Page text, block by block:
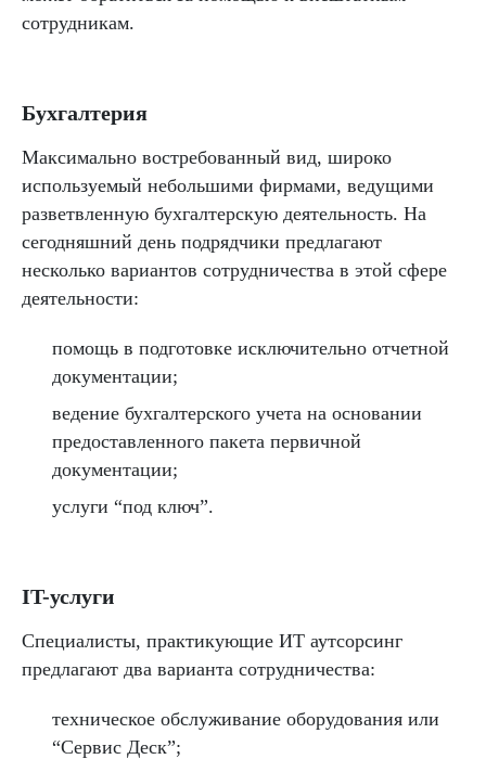
сотрудникам.
Бухгалтерия
Максимально востребованный вид, широко
используемый небольшими фирмами, ведущими
разветвленную бухгалтерскую деятельность. На
сегодняшний день подрядчики предлагают
несколько вариантов сотрудничества в этой сфере
деятельности:
помощь в подготовке исключительно отчетной
документации;
ведение бухгалтерского учета на основании
предоставленного пакета первичной
документации;
услуги “под ключ”.
IT-услуги
Специалисты, практикующие ИТ аутсорсинг
предлагают два варианта сотрудничества:
техническое обслуживание оборудования или
“Сервис Деск”;